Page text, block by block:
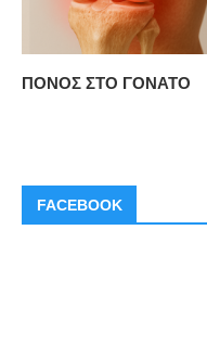
ΠΟΝΟΣ ΣΤΟ ΓΟΝΑΤΟ
FACEBOOK